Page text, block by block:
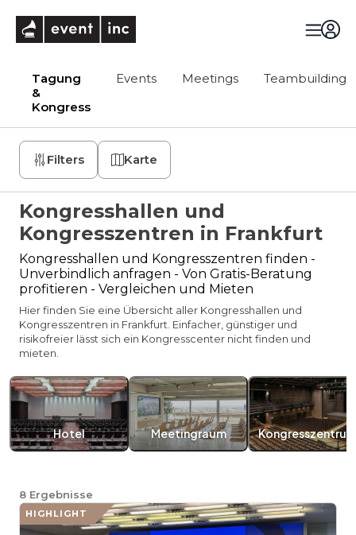
Tagung
&
Kongress
Events Meetings Teambuilding
Filters Karte
Kongresshallen und
Kongresszentren in Frankfurt
Kongresshallen und Kongresszentren finden -
Unverbindlich anfragen - Von Gratis-Beratung
profitieren - Vergleichen und Mieten
Hier finden Sie eine Übersicht aller Kongresshallen und
Kongresszentren in Frankfurt. Einfacher, günstiger und
risikofreier lässt sich ein Kongresscenter nicht finden und
mieten.
Hotel Meetingraum Kongresszentrum
8 Ergebnisse
HIGHLIGHT